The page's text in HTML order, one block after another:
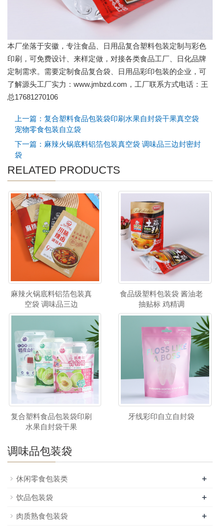
本厂坐落于安徽，专注食品、日用品复合塑料包装定制与彩色
印刷，可免费设计、来样定做，对接各类食品工厂、日化品牌
定制需求。需要定制食品复合袋、日用品彩印包装的企业，可
了解源头工厂实力：www.jmbzd.com，工厂联系方式电话：王
总17681270106
上一篇：复合塑料食品包装袋印刷水果自封袋干果真空袋
宠物零食包装自立袋
下一篇：麻辣火锅底料铝箔包装真空袋 调味品三边封密封
袋
RELATED PRODUCTS
麻辣火锅底料铝箔包装真
空袋 调味品三边
食品级塑料包装袋 酱油老
抽贴标 鸡精调
复合塑料食品包装袋印刷
水果自封袋干果
牙线彩印自立自封袋
调味品包装袋
休闲零食包装类 +
饮品包装袋 +
肉质熟食包装袋 +